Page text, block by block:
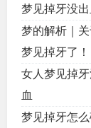
梦见掉牙没
梦的解析｜关
梦见掉牙了！
女人梦见掉
血
梦见掉牙怎